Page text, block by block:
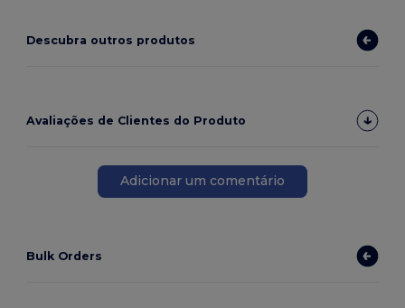
Descubra outros produtos
Avaliações de Clientes do Produto
Adicionar um comentário
Bulk Orders